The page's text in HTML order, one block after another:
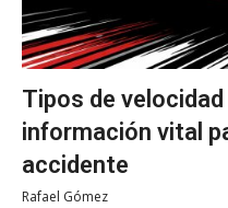
Tipos de
información vital
accidente
Rafael Gómez